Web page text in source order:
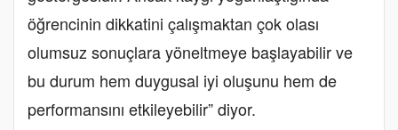
öğrencinin dikkatini çalışmaktan çok olası
olumsuz sonuçlara yöneltmeye başlayabilir ve
bu durum hem duygusal iyi oluşunu hem de
performansını etkileyebilir” diyor.